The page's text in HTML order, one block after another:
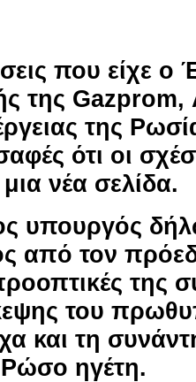
που είχε
της Gazprom,
της
ότι οι
νέα σελίδα.
υπουργός
από τον
της
του
και τη
ηγέτη.